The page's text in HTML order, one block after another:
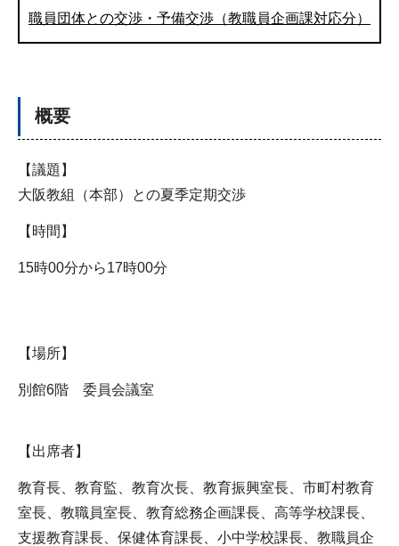
職員団体との交渉・予備交渉（教職員企画課対応分）
概要
【議題】
大阪教組（本部）との夏季定期交渉
【時間】
15時00分から17時00分
【場所】
別館6階 委員会議室
【出席者】
教育長、教育監、教育次長、教育振興室長、市町村教育
室長、教職員室長、教育総務企画課長、高等学校課長、
支援教育課長、保健体育課長、小中学校課長、教職員企